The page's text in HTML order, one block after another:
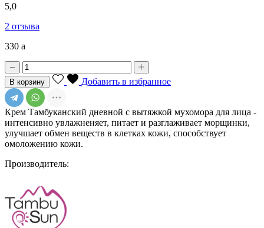
5,0
2 отзыва
330 a
В корзину Добавить в избранное
Крем Тамбуканский дневной с вытяжкой мухомора для лица -
интенсивно увлажненяет, питает и разглаживает морщинки,
улучшает обмен веществ в клетках кожи, способствует
омоложению кожи.
Производитель: